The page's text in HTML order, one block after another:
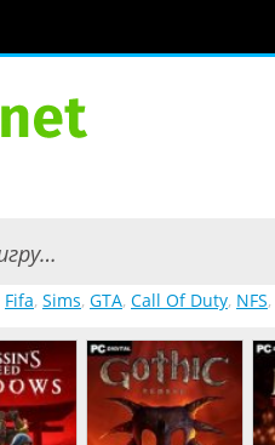
Fifa, Sims, GTA, Call Of Duty, NFS,